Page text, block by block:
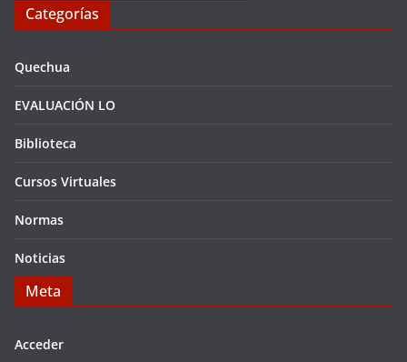
Categorías
Quechua
EVALUACIÓN LO
Biblioteca
Cursos Virtuales
Normas
Noticias
Meta
Acceder